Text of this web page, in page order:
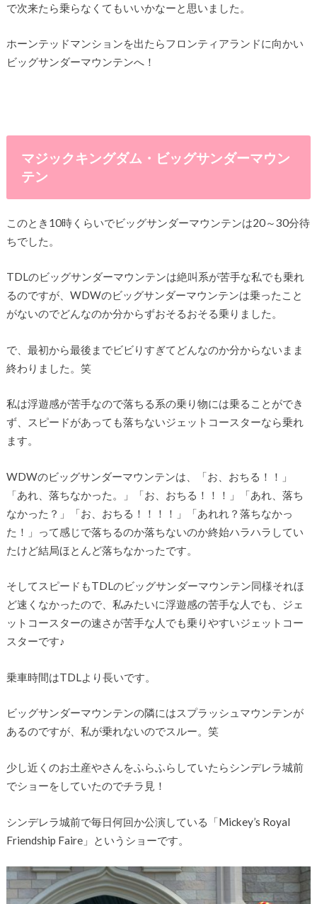
で次来たら乗らなくてもいいかなーと思いました。
ホーンテッドマンションを出たらフロンティアランドに向かい
ビッグサンダーマウンテンへ！
マジックキングダム・ビッグサンダーマウン
テン
このとき10時くらいでビッグサンダーマウンテンは20～30分待
ちでした。
TDLのビッグサンダーマウンテンは絶叫系が苦手な私でも乗れ
るのですが、WDWのビッグサンダーマウンテンは乗ったこと
がないのでどんなのか分からずおそるおそる乗りました。
で、最初から最後までビビりすぎてどんなのか分からないまま
終わりました。笑
私は浮遊感が苦手なので落ちる系の乗り物には乗ることができ
ず、スピードがあっても落ちないジェットコースターなら乗れ
ます。
WDWのビッグサンダーマウンテンは、「お、おちる！！」
「あれ、落ちなかった。」「お、おちる！！！」「あれ、落ち
なかった？」「お、おちる！！！！」「あれれ？落ちなかっ
た！」って感じで落ちるのか落ちないのか終始ハラハラしてい
たけど結局ほとんど落ちなかったです。
そしてスピードもTDLのビッグサンダーマウンテン同様それほ
ど速くなかったので、私みたいに浮遊感の苦手な人でも、ジェ
ットコースターの速さが苦手な人でも乗りやすいジェットコー
スターです♪
乗車時間はTDLより長いです。
ビッグサンダーマウンテンの隣にはスプラッシュマウンテンが
あるのですが、私が乗れないのでスルー。笑
少し近くのお土産やさんをふらふらしていたらシンデレラ城前
でショーをしていたのでチラ見！
シンデレラ城前で毎日何回か公演している「Mickey’s Royal
Friendship Faire」というショーです。